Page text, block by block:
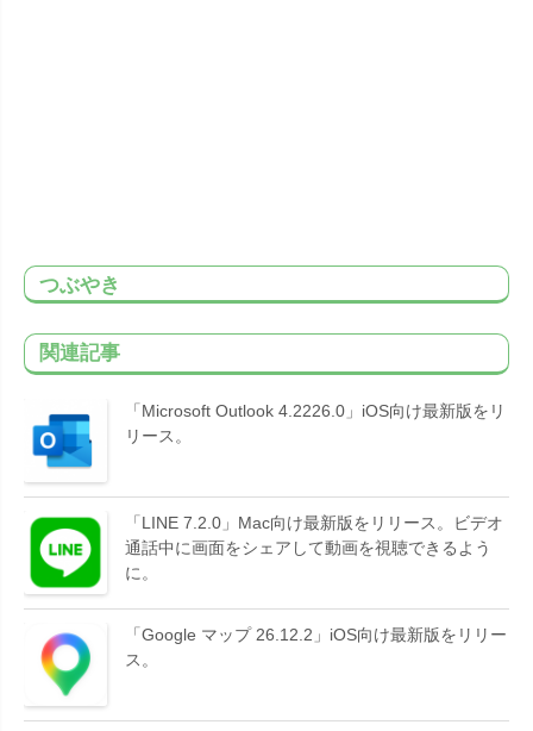
つぶやき
関連記事
「Microsoft Outlook 4.2226.0」iOS向け最新版をリ
リース。
「LINE 7.2.0」Mac向け最新版をリリース。ビデオ
通話中に画面をシェアして動画を視聴できるよう
に。
「Google マップ 26.12.2」iOS向け最新版をリリー
ス。